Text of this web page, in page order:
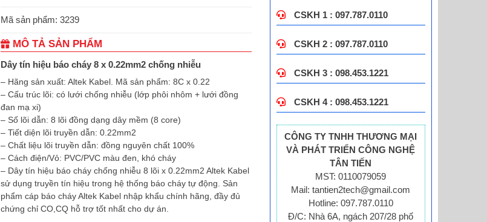
Mã sản phẩm: 3239
MÔ TẢ SẢN PHẨM
Dây tín hiệu báo cháy 8 x 0.22mm2 chống nhiễu
– Hãng sản xuất: Altek Kabel. Mã sản phẩm: 8C x 0.22
– Cấu trúc lõi: có lưới chống nhiễu (lớp phôi nhôm + lưới đồng
đan mạ xi)
– Số lõi dẫn: 8 lõi đồng dạng dây mềm (8 core)
– Tiết diện lõi truyền dẫn: 0.22mm2
– Chất liệu lõi truyền dẫn: đồng nguyên chất 100%
– Cách điện/Vỏ: PVC/PVC màu đen, khó cháy
– Dây tín hiệu báo cháy chống nhiễu 8 lõi x 0.22mm2 Altek Kabel
sử dụng truyền tín hiệu trong hệ thống báo cháy tự động. Sản
phẩm cáp báo cháy Altek Kabel nhập khẩu chính hãng, đầy đủ
chứng chỉ CO,CQ hỗ trợ tốt nhất cho dự án.
CSKH 1 : 097.787.0110
CSKH 2 : 097.787.0110
CSKH 3 : 098.453.1221
CSKH 4 : 098.453.1221
CÔNG TY TNHH THƯƠNG MẠI
VÀ PHÁT TRIỂN CÔNG NGHỆ
TÂN TIẾN
MST: 0110079059
Mail: tantien2tech@gmail.com
Hotline: 097.787.0110
Đ/C: Nhà 6A, ngách 207/28 phố